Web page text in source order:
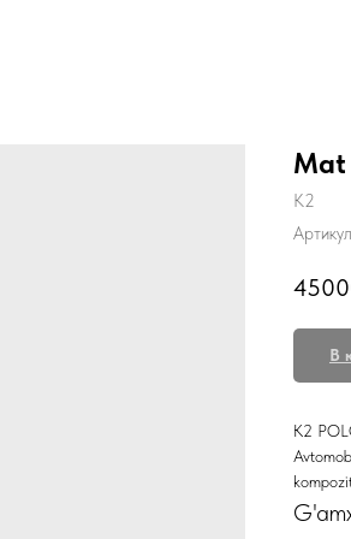
Mat
K2
В
K2